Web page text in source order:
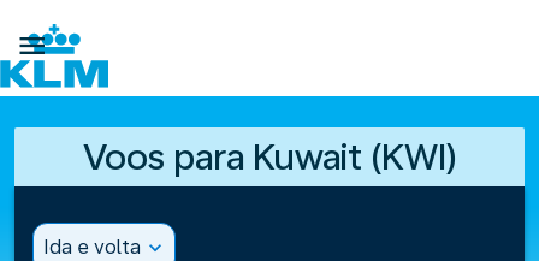

Voos para Kuwait (KWI)
Ida e volta expand_more